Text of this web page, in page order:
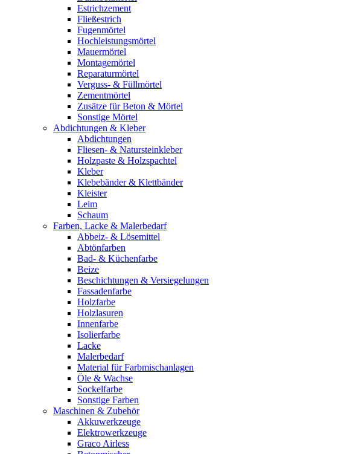
Estrichzement
Fließestrich
Fugenmörtel
Hochleistungsmörtel
Mauermörtel
Montagemörtel
Reparaturmörtel
Verguss- & Füllmörtel
Zementmörtel
Zusätze für Beton & Mörtel
Sonstige Mörtel
Abdichtungen & Kleber
Abdichtungen
Fliesen- & Natursteinkleber
Holzpaste & Holzspachtel
Kleber
Klebebänder & Klettbänder
Kleister
Leim
Schaum
Farben, Lacke & Malerbedarf
Abbeiz- & Lösemittel
Abtönfarben
Bad- & Küchenfarbe
Beize
Beschichtungen & Versiegelungen
Fassadenfarbe
Holzfarbe
Holzlasuren
Innenfarbe
Isolierfarbe
Lacke
Malerbedarf
Material für Farbmischanlagen
Öle & Wachse
Sockelfarbe
Sonstige Farben
Maschinen & Zubehör
Akkuwerkzeuge
Elektrowerkzeuge
Graco Airless